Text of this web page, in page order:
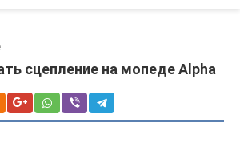
сцепление на мопеде Alpha